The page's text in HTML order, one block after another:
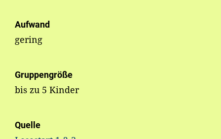
Aufwand
gering
Gruppengröße
bis zu 5 Kinder
Quelle